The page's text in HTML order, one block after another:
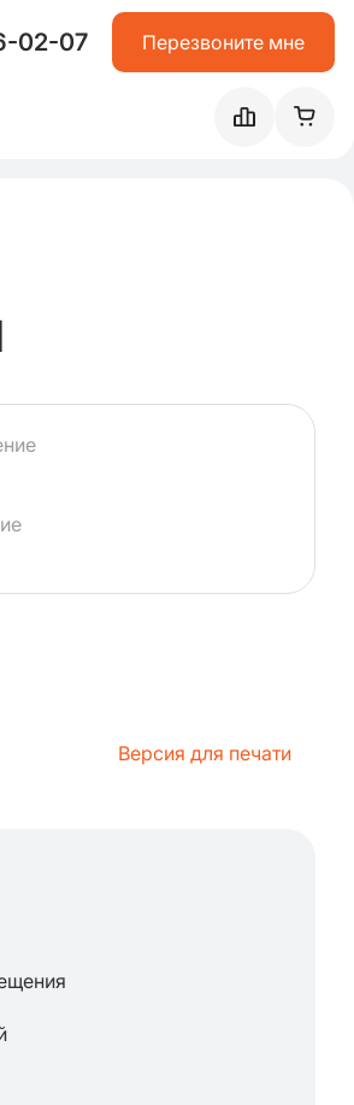
02-07 Перезвоните мне
Версия для печати